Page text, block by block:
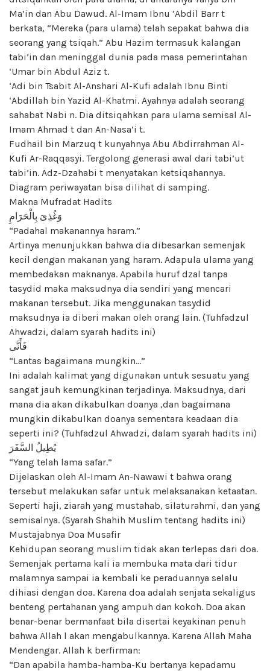
Ma’in dan Abu Dawud. Al-Imam Ibnu ‘Abdil Barr t
berkata, “Mereka (para ulama) telah sepakat bahwa dia
seorang yang tsiqah.” Abu Hazim termasuk kalangan
tabi’in dan meninggal dunia pada masa pemerintahan
‘Umar bin Abdul Aziz t.
‘Adi bin Tsabit Al-Anshari Al-Kufi adalah Ibnu Binti
‘Abdillah bin Yazid Al-Khatmi. Ayahnya adalah seorang
sahabat Nabi n. Dia ditsiqahkan para ulama semisal Al-
Imam Ahmad t dan An-Nasa’i t.
Fudhail bin Marzuq t kunyahnya Abu Abdirrahman Al-
Kufi Ar-Raqqasyi. Tergolong generasi awal dari tabi’ut
tabi’in. Adz-Dzahabi t menyatakan ketsiqahannya.
Diagram periwayatan bisa dilihat di samping.
Makna Mufradat Hadits
وَغُذِىَ بِالْحَرَامِ
“Padahal makanannya haram.”
Artinya menunjukkan bahwa dia dibesarkan semenjak
kecil dengan makanan yang haram. Adapula ulama yang
membedakan maknanya. Apabila huruf dzal tanpa
tasydid maka maksudnya dia sendiri yang mencari
makanan tersebut. Jika menggunakan tasydid
maksudnya ia diberi makan oleh orang lain. (Tuhfadzul
Ahwadzi, dalam syarah hadits ini)
فَأَنَّى
“Lantas bagaimana mungkin…”
Ini adalah kalimat yang digunakan untuk sesuatu yang
sangat jauh kemungkinan terjadinya. Maksudnya, dari
mana dia akan dikabulkan doanya ,dan bagaimana
mungkin dikabulkan doanya sementara keadaan dia
seperti ini? (Tuhfadzul Ahwadzi, dalam syarah hadits ini)
يُطِيلُ السَّفَرَ
“Yang telah lama safar.”
Dijelaskan oleh Al-Imam An-Nawawi t bahwa orang
tersebut melakukan safar untuk melaksanakan ketaatan.
Seperti haji, ziarah yang mustahab, silaturahmi, dan yang
semisalnya. (Syarah Shahih Muslim tentang hadits ini)
Mustajabnya Doa Musafir
Kehidupan seorang muslim tidak akan terlepas dari doa.
Semenjak pertama kali ia membuka mata dari tidur
malamnya sampai ia kembali ke peraduannya selalu
dihiasi dengan doa. Karena doa adalah senjata sekaligus
benteng pertahanan yang ampuh dan kokoh. Doa akan
benar-benar bermanfaat bila disertai keyakinan penuh
bahwa Allah l akan mengabulkannya. Karena Allah Maha
Mendengar. Allah k berfirman:
“Dan apabila hamba-hamba-Ku bertanya kepadamu